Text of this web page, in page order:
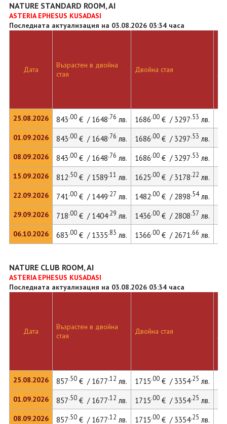
NATURE STANDARD ROOM, AI
ASTERIA EPHESUS KUSADASI
Последната актуализация на 03.08.2026 03:34 часа
Дата
25.08.2026
01.09.2026
08.09.2026
15.09.2026
22.09.2026
29.09.2026
06.10.2026
Възрастен в двойна
стая
Двойна стая
843.00€ / 1648.76 лв. 1686.00€ / 3297.53 лв.
843.00€ / 1648.76 лв. 1686.00€ / 3297.53 лв.
843.00€ / 1648.76 лв. 1686.00€ / 3297.53 лв.
812.50€ / 1589.11 лв. 1625.00€ / 3178.22 лв.
741.00€ / 1449.27 лв. 1482.00€ / 2898.54лв.
718.00€ / 1404.29 лв. 1436.00€ / 2808.57 лв.
683.00€ / 1335.83 лв. 1366.00€ / 2671.66 лв.
NATURE CLUB ROOM, AI
ASTERIA EPHESUS KUSADASI
Последната актуализация на 03.08.2026 03:34 часа
Дата
25.08.2026
01.09.2026
08.09.2026
Възрастен в двойна
стая
Двойна стая
857.50€ / 1677.12 лв. 1715.00€ / 3354.25 лв.
857.50€ / 1677.12 лв. 1715.00€ / 3354.25 лв.
857.50€ / 1677.12 лв. 1715.00€ / 3354.25 лв.